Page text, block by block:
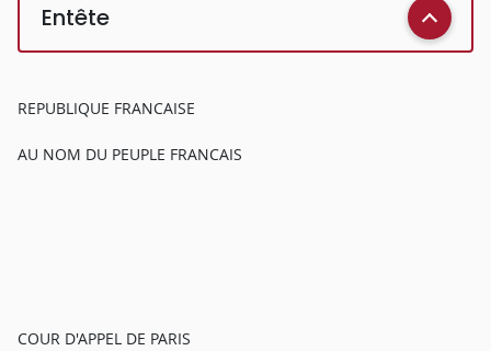
Entête
REPUBLIQUE FRANCAISE
AU NOM DU PEUPLE FRANCAIS
COUR D'APPEL DE PARIS